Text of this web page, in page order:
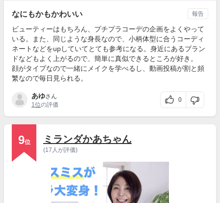
なにもかもかわいい
ビューティーはもちろん、プチプラコーデの企画をよくやって
いる。また、同じような身長なので、小柄体型に合うコーディ
ネートなどをupしていてとても参考になる。身近にあるブラン
ドなどもよく上がるので、簡単に真似できるところが好き。
顔がタイプなので一緒にメイクを学べるし、動画投稿が割と頻
繁なので毎日見られる。
あゆさん
1位の評価
0
報告
9位 ミランダかあちゃん
(17人が評価)